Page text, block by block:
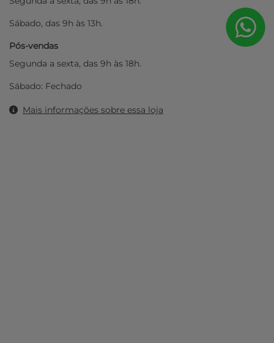
Sábado, das 9h às 13h.
Pós-vendas
Segunda a sexta, das 9h às 18h.
Sábado: Fechado
Mais informações sobre essa loja